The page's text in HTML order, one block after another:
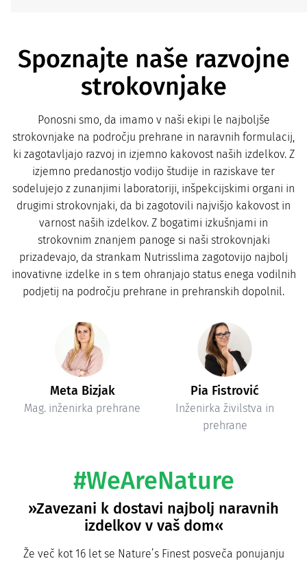
Spoznajte naše razvojne
strokovnjake
Ponosni smo, da imamo v naši ekipi le najboljše
strokovnjake na področju prehrane in naravnih formulacij,
ki zagotavljajo razvoj in izjemno kakovost naših izdelkov. Z
izjemno predanostjo vodijo študije in raziskave ter
sodelujejo z zunanjimi laboratoriji, inšpekcijskimi organi in
drugimi strokovnjaki, da bi zagotovili najvišjo kakovost in
varnost naših izdelkov. Z bogatimi izkušnjami in
strokovnim znanjem panoge si naši strokovnjaki
prizadevajo, da strankam Nutrisslima zagotovijo najbolj
inovativne izdelke in s tem ohranjajo status enega vodilnih
podjetij na področju prehrane in prehranskih dopolnil.
Meta Bizjak
Mag. inženirka prehrane
Pia Fistrović
Inženirka živilstva in
prehrane
#WeAreNature
»Zavezani k dostavi najbolj naravnih
izdelkov v vaš dom«
Že več kot 16 let se Nature’s Finest posveča ponujanju